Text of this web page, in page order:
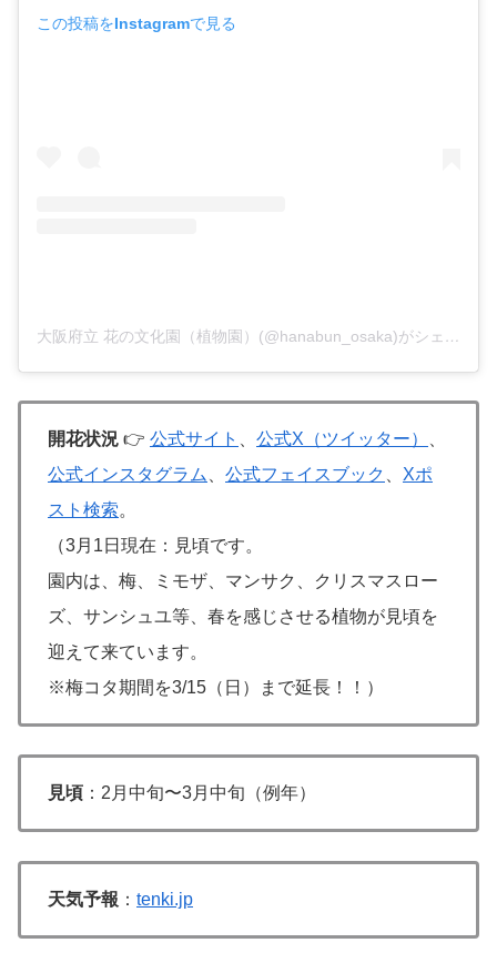
この投稿をInstagramで見る
大阪府立 花の文化園（植物園）(@hanabun_osaka)がシェアした投稿
開花状況 👉 公式サイト 公式X（ツイッター）
公式インスタグラム
公式フェイスブック
Xポ
スト検索。
（3月1日現在：見頃です。
園内は、梅、ミモザ、マンサク、クリスマスロー
ズ、サンシュユ等、春を感じさせる植物が見頃を
迎えて来ています。
※梅コタ期間を3/15（日）まで延長！！）
見頃 ：2月中旬〜3月中旬（例年）
天気予報 ： tenki.jp